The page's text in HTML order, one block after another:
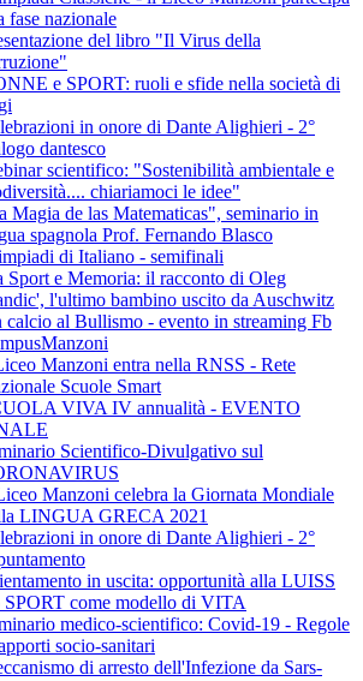
fase nazionale
del libro "Il Virus della
e SPORT: ruoli e sfide nella società di
in onore di Dante Alighieri - 2°
dantesco
scientifico: "Sostenibilità ambientale e
chiariamoci le idee"
Magia de las Matematicas", seminario in
spagnola Prof. Fernando Blasco
di Italiano - semifinali
Sport e Memoria: il racconto di Oleg
l'ultimo bambino uscito da Auschwitz
calcio al Bullismo - evento in streaming Fb
Manzoni entra nella RNSS - Rete
Scuole Smart
VIVA IV annualità - EVENTO
Scientifico-Divulgativo sul
Manzoni celebra la Giornata Mondiale
LINGUA GRECA 2021
in onore di Dante Alighieri - 2°
in uscita: opportunità alla LUISS
come modello di VITA
medico-scientifico: Covid-19 - Regole
socio-sanitari
di arresto dell'Infezione da Sars-